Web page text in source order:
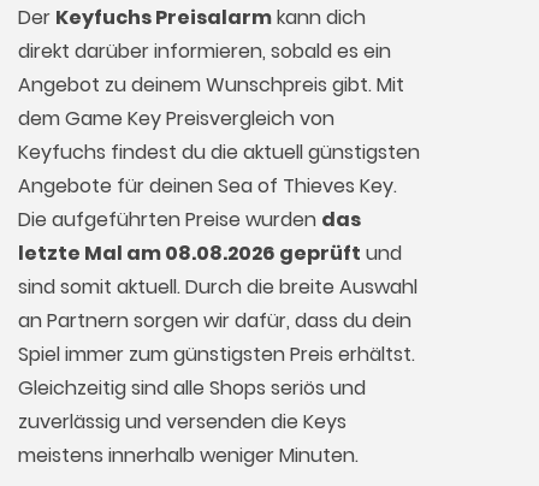
Der Keyfuchs Preisalarmkann dich
direkt darüber informieren, sobald es ein
Angebot zu deinem Wunschpreis gibt. Mit
dem Game Key Preisvergleich von
Keyfuchs findest du die aktuell günstigsten
Angebote für deinen Sea of Thieves Key.
Die aufgeführten Preise wurden das
letzte Mal am 08.08.2026 geprüft und
sind somit aktuell. Durch die breite Auswahl
an Partnern sorgen wir dafür, dass du dein
Spiel immer zum günstigsten Preis erhältst.
Gleichzeitig sind alle Shops seriös und
zuverlässig und versenden die Keys
meistens innerhalb weniger Minuten.